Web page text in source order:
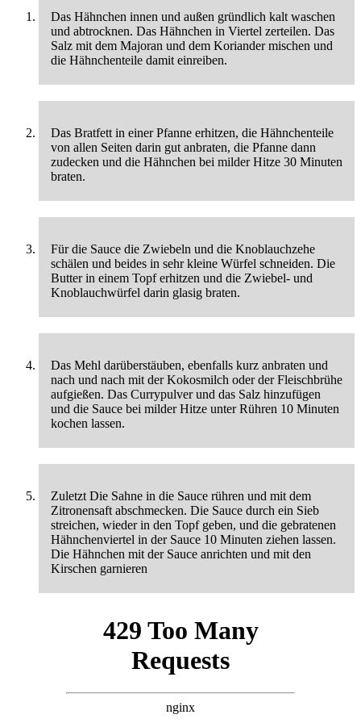
Das Hähnchen innen und außen gründlich kalt waschen
und abtrocknen. Das Hähnchen in Viertel zerteilen. Das
Salz mit dem Majoran und dem Koriander mischen und
die Hähnchenteile damit einreiben.
Das Bratfett in einer Pfanne erhitzen, die Hähnchenteile
von allen Seiten darin gut anbraten, die Pfanne dann
zudecken und die Hähnchen bei milder Hitze 30 Minuten
braten.
Für die Sauce die Zwiebeln und die Knoblauchzehe
schälen und beides in sehr kleine Würfel schneiden. Die
Butter in einem Topf erhitzen und die Zwiebel- und
Knoblauchwürfel darin glasig braten.
Das Mehl darüberstäuben, ebenfalls kurz anbraten und
nach und nach mit der Kokosmilch oder der Fleischbrühe
aufgießen. Das Currypulver und das Salz hinzufügen
und die Sauce bei milder Hitze unter Rühren 10 Minuten
kochen lassen.
Zuletzt Die Sahne in die Sauce rühren und mit dem
Zitronensaft abschmecken. Die Sauce durch ein Sieb
streichen, wieder in den Topf geben, und die gebratenen
Hähnchenviertel in der Sauce 10 Minuten ziehen lassen.
Die Hähnchen mit der Sauce anrichten und mit den
Kirschen garnieren